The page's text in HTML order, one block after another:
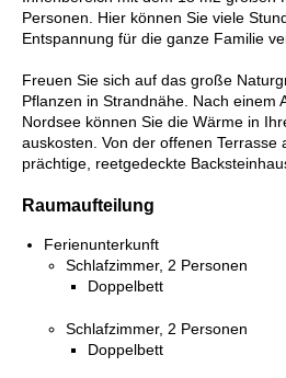
Personen. Hier können Sie viele
Entspannung für die ganze Familie
Freuen Sie sich auf das große
Pflanzen in Strandnähe. Nach einem
Nordsee können Sie die Wärme in
auskosten. Von der offenen Terrasse
prächtige, reetgedeckte
Raumaufteilung
Ferienunterkunft
Schlafzimmer, 2 Personen
Doppelbett
Schlafzimmer, 2 Personen
Doppelbett